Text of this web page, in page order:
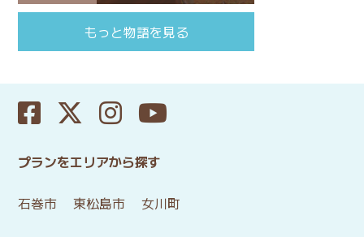
もっと物語を見る
プランをエリアから探す
石巻市 東松島市 女川町